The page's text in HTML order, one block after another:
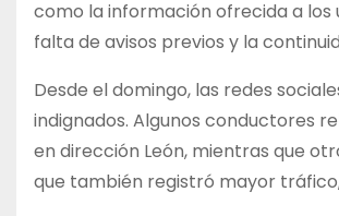
como la información ofrecida a los
falta de avisos previos y la
Desde el domingo, las redes
indignados. Algunos conductores
en dirección León, mientras que
que también registró mayor